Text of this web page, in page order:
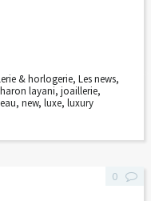
& horlogerie, Les news,
layani,joaillerie,
, new, luxe, luxury
0